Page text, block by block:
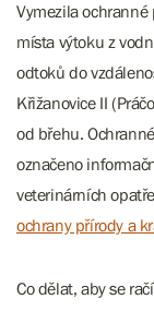
Vymezila
místa výtoku z
odtoků do
Křižanovice II
od břehu.
označeno
veterinárních
ochrany přírody a
Co dělat, aby se